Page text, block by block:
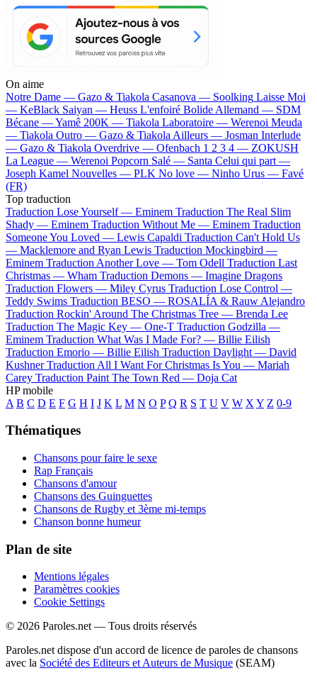
On aime
Notre Dame — Gazo & Tiakola Casanova — Soolking Laisse Moi
— KeBlack Saiyan — Heuss L'enfoiré Bolide Allemand — SDM
Bécane —Yamê 200K — Tiakola Laboratoire — Werenoi Meuda
— Tiakola Outro — Gazo & Tiakola Ailleurs — Josman Interlude
— Gazo & Tiakola Overdrive — Ofenbach 1 2 3 4 — ZOKUSH
La League — Werenoi Popcorn Salé — Santa Celui qui part —
Joseph Kamel Nouvelles — PLK No love — Ninho Urus — Favé
(FR)
Top traduction
Traduction Lose Yourself — Eminem Traduction The Real Slim
Shady — Eminem Traduction Without Me — Eminem Traduction
Someone You Loved — Lewis Capaldi Traduction Can't Hold Us
— Macklemore and Ryan Lewis Traduction Mockingbird —
Eminem Traduction Another Love — Tom Odell Traduction Last
Christmas — Wham Traduction Demons — Imagine Dragons
Traduction Flowers — Miley Cyrus Traduction Lose Control —
Teddy Swims Traduction BESO — ROSALÍA & Rauw Alejandro
Traduction Rockin' Around The Christmas Tree — Brenda Lee
Traduction The Magic Key — One-T Traduction Godzilla —
Eminem Traduction What Was I Made For? — Billie Eilish
Traduction Emorio — Billie Eilish Traduction Daylight — David
Kushner Traduction All I Want For Christmas Is You — Mariah
Carey Traduction Paint The Town Red — Doja Cat
HP mobile
A B C D E F G H I J K L M N O P Q R S T U V W X Y Z 0-9
Thématiques
Chansons pour faire le sexe
Rap Français
Chansons d'amour
Chansons des Guinguettes
Chansons de Rugby et 3ème mi-temps
Chanson bonne humeur
Plan de site
Mentions légales
Paramètres cookies
Cookie Settings
© 2026 Paroles.net — Tous droits réservés
Paroles.net dispose d'un accord de licence de paroles de chansons
avec la Société des Editeurs et Auteurs de Musique (SEAM)